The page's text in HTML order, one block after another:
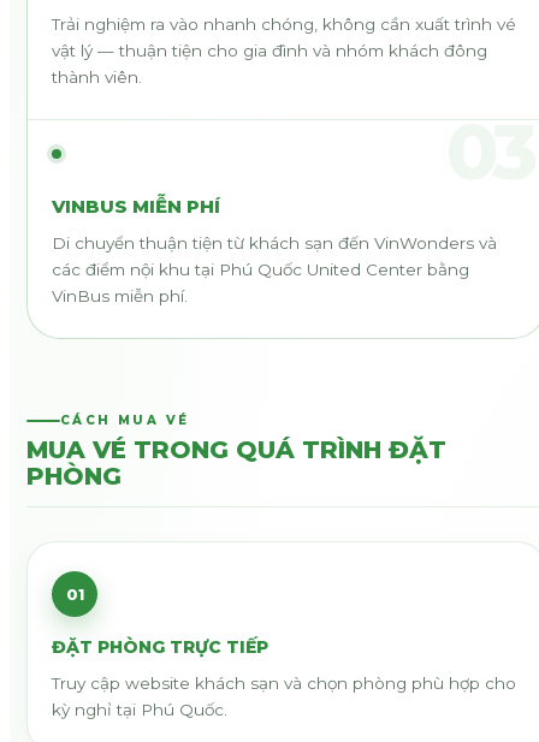
Trải nghiệm ra vào nhanh chóng, không cần xuất trình vé
vật lý — thuận tiện cho gia đình và nhóm khách đông
thành viên.
03
VINBUS MIỄN PHÍ
Di chuyển thuận tiện từ khách sạn đến VinWonders và
các điểm nội khu tại Phú Quốc United Center bằng
VinBus miễn phí.
CÁCH MUA VÉ
MUA VÉ TRONG QUÁ TRÌNH ĐẶT
PHÒNG
01
ĐẶT PHÒNG TRỰC TIẾP
Truy cập website khách sạn và chọn phòng phù hợp cho
kỳ nghỉ tại Phú Quốc.